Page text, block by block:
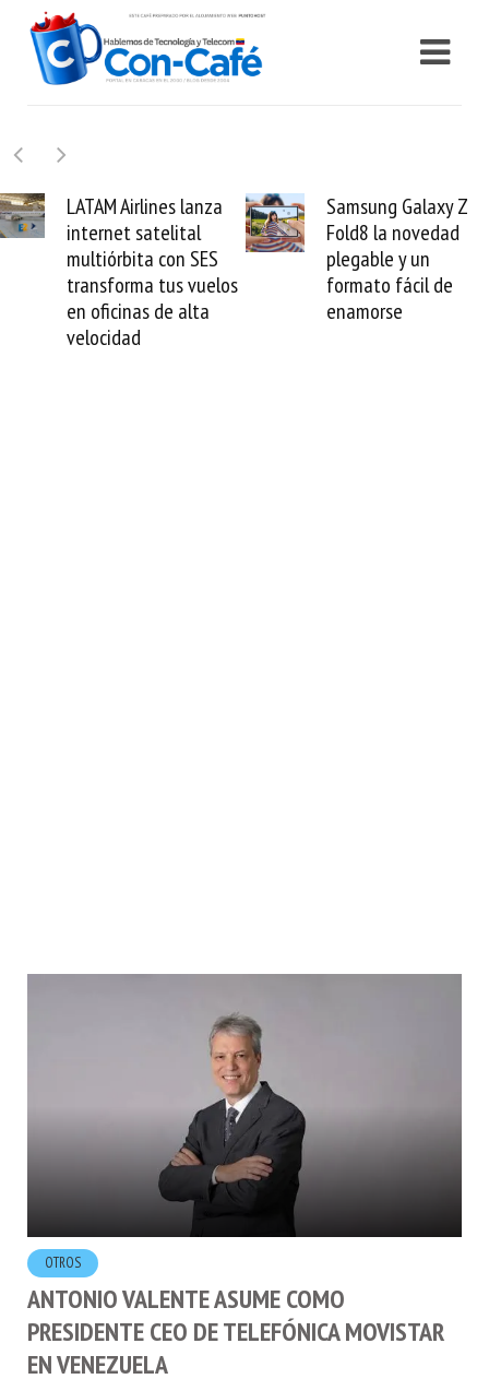
lanza
vuelos
Samsung Galaxy Z
Fold8 la novedad
plegable y un
formato fácil de
enamorse
Cashea
millones
valida el
OTROS
ANTONIO VALENTE ASUME COMO
PRESIDENTE CEO DE TELEFÓNICA MOVISTAR
EN VENEZUELA